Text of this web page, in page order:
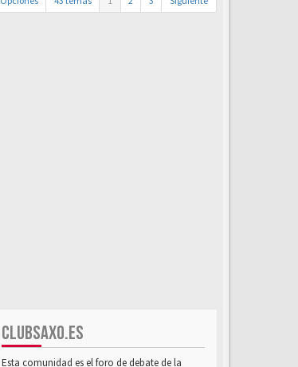
CLUBSAXO.ES
Esta comunidad es el foro de debate de la